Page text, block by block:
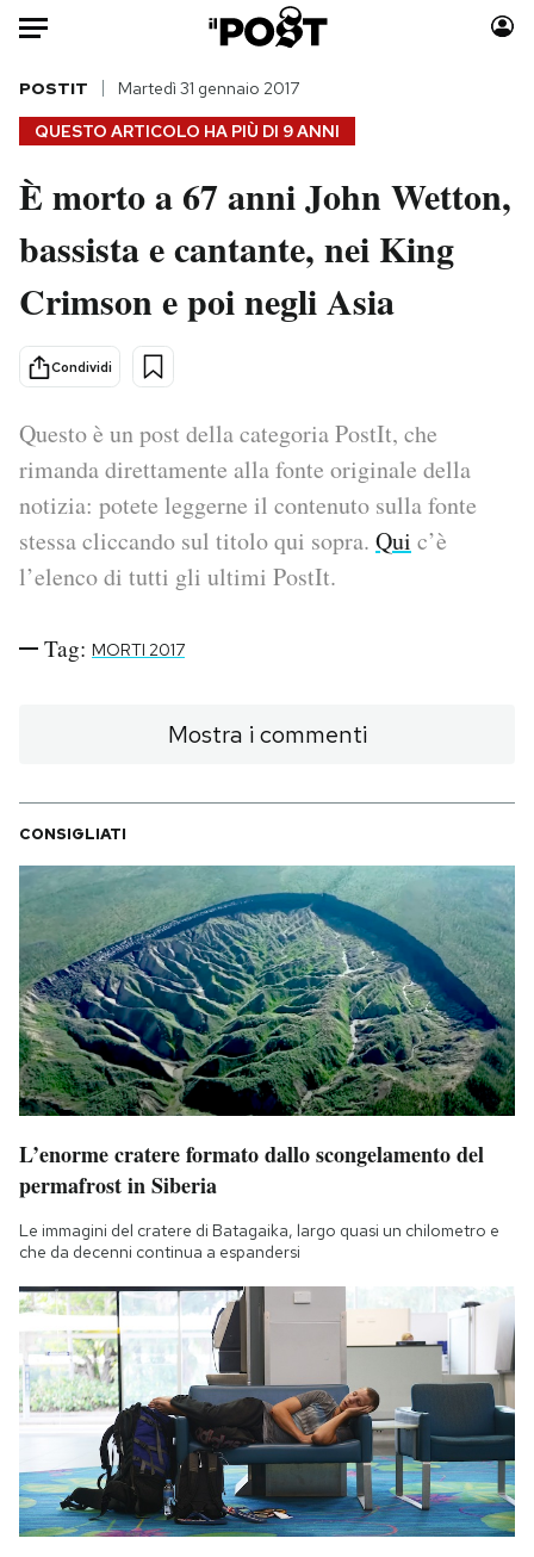
Auto
HOME
Italia
Politica
Tecnologia
Scienza
Economia
Sport
Moda
Consumismi
Storie/Idee
Altrecose
Mondiali calcio 2026
PODCAST
NEWSLETTER
I MIEI PREFERITI
CALENDARIO
AREA PERSONALE
Area Personale
Newsletter
Notifiche mobile
Regala il Post
Hai bisogno di aiuto?
Esci
QUESTO ARTICOLO HA PIÙ DI 9 ANNI
POSTIT Martedì 31 gennaio 2017
È morto a 67 anni John Wetton,
bassista e cantante, nei King
Crimson e poi negli Asia
Condividi
Questo è un post della categoria PostIt, che
rimanda direttamente alla fonte originale della
notizia: potete leggerne il contenuto sulla fonte
stessa cliccando sul titolo qui sopra. Qui c’è
l’elenco di tutti gli ultimi PostIt.
Tag: MORTI 2017
Mostra i commenti
CONSIGLIATI
L’enorme cratere formato dallo scongelamento del
permafrost in Siberia
Le immagini del cratere di Batagaika, largo quasi un chilometro e
che da decenni continua a espandersi